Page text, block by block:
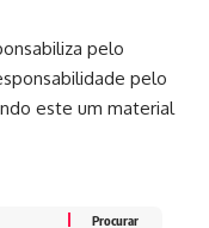
pelo
pelo
este um material